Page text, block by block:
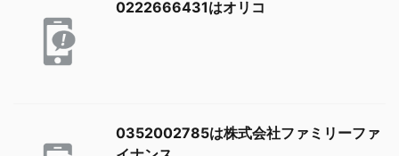
0222666431はオリコ
0352002785は株式会社ファミリーファ